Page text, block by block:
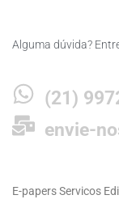
Alguma dúvida?
(21)
envie-
E-papers Servicos